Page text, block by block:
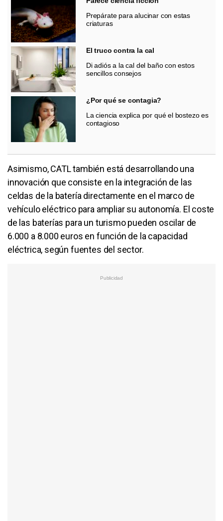
Prepárate para alucinar con estas
criaturas
El truco contra la cal
Di adiós a la cal del baño con estos
sencillos consejos
¿Por qué se contagia?
La ciencia explica por qué el bostezo es
contagioso
Asimismo, CATL también está desarrollando una
innovación que consiste en la integración de las
celdas de la batería directamente en el marco de
vehículo eléctrico para ampliar su autonomía. El coste
de las baterías para un turismo pueden oscilar de
6.000 a 8.000 euros en función de la capacidad
eléctrica, según fuentes del sector.